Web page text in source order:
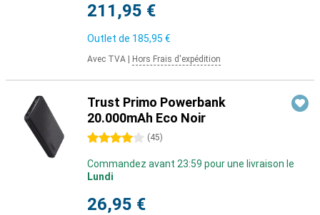
211,95 €
Outlet de 185,95 €
Avec TVA Hors Frais d'expédition
Trust Primo Powerbank
20.000mAh Eco Noir
4 étoiles (45)
Commandez avant 23:59 pour une livraison le
Lundi
26,95 €